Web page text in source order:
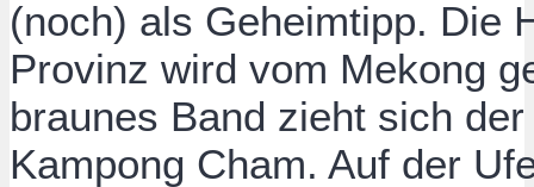
(noch) als Geheimtipp. Die
Provinz wird vom Mekong
braunes Band zieht sich
Kampong Cham. Auf der